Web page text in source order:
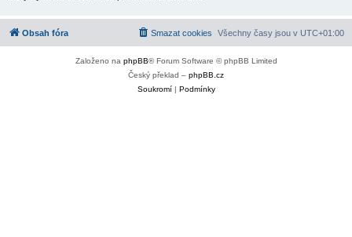
Obsah fóra Všechny časy jsou v UTC+01:00
Smazat cookies
Založeno na phpBB® Forum Software © phpBB Limited
Český překlad – phpBB.cz
Soukromí| Podmínky